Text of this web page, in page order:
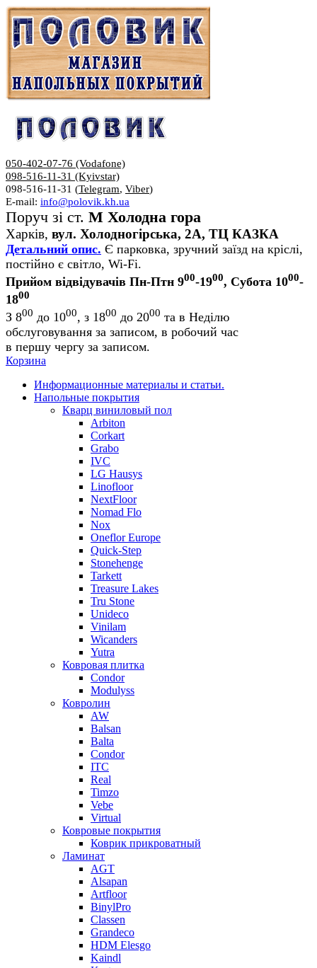
050-402-07-76 (Vodafone)
098-516-11-31 (Kyivstar)
098-516-11-31 (Telegram, Viber)
E-mail: info@polovik.kh.ua
Поруч зі ст. М Холодна гора
Харків, вул. Холодногірська, 2А, ТЦ КАЗКА
Детальний опис. Є парковка, зручний заїзд на кріслі,
постійно є світло, Wi-Fi.
Прийом відвідувачів Пн-Птн 900-1900, Субота 1000-
1800
З 800 до 1000, з 1800 до 2000 та в Неділю
обслуговування за записом, в робочий час
в першу чергу за записом.
Корзина
Информационные материалы и статьи.
Напольные покрытия
Кварц виниловый пол
Arbiton
Corkart
Grabo
IVC
LG Hausys
Linofloor
NextFloor
Nomad Flo
Nox
Oneflor Europe
Quick-Step
Stonehenge
Tarkett
Treasure Lakes
Tru Stone
Unideco
Vinilam
Wicanders
Yutra
Ковровая плитка
Condor
Modulyss
Ковролин
AW
Balsan
Balta
Condor
ITC
Real
Timzo
Vebe
Virtual
Ковровые покрытия
Коврик прикроватный
Ламинат
AGT
Alsapan
Artfloor
BinylPro
Classen
Grandeco
HDM Elesgo
Kaindl